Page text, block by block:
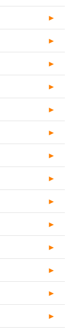
►
►
►
►
►
►
►
►
►
►
►
►
►
►